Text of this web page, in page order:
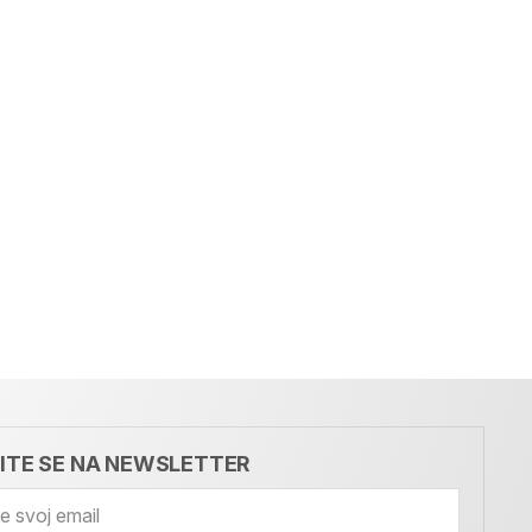
SE NA NEWSLETTER